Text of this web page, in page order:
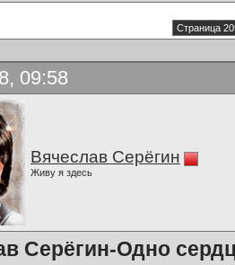
Страница
09:58
Вячеслав Серёгин
Живу я здесь
Серёгин-Одно